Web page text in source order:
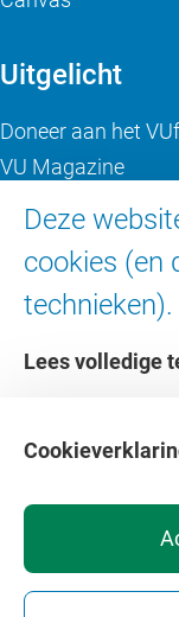
Deze
cookies (en
technieken).
Lees volledige
Uitgelicht
Doneer aan het
VU Magazine
Over de VU
Contact en route
Faculteiten